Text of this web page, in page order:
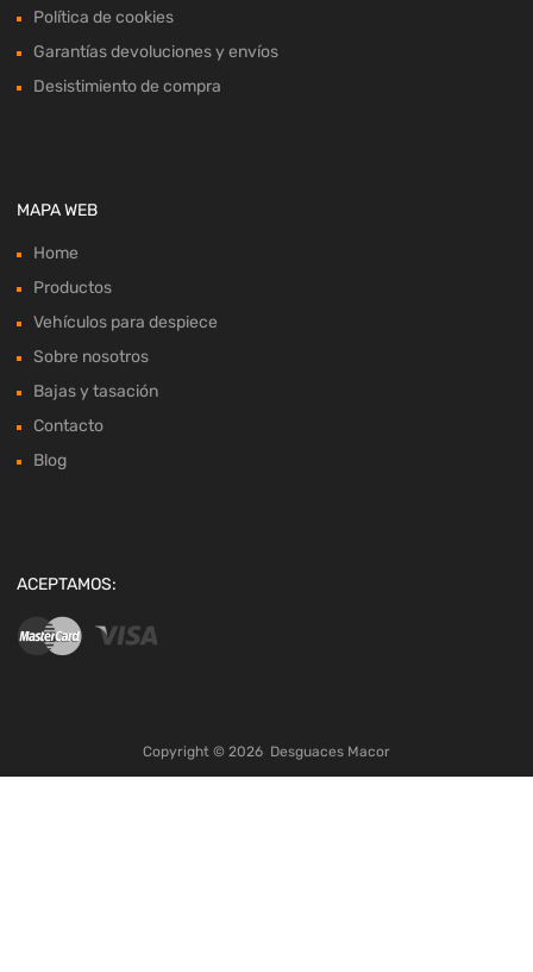
Política de cookies
Garantías devoluciones y envíos
Desistimiento de compra
MAPA WEB
Home
Productos
Vehículos para despiece
Sobre nosotros
Bajas y tasación
Contacto
Blog
ACEPTAMOS:
Copyright © 2026 Desguaces Macor